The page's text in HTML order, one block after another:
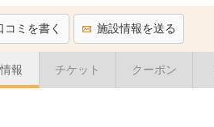
コミを書く 施設情報を送る
報 チケット クーポン